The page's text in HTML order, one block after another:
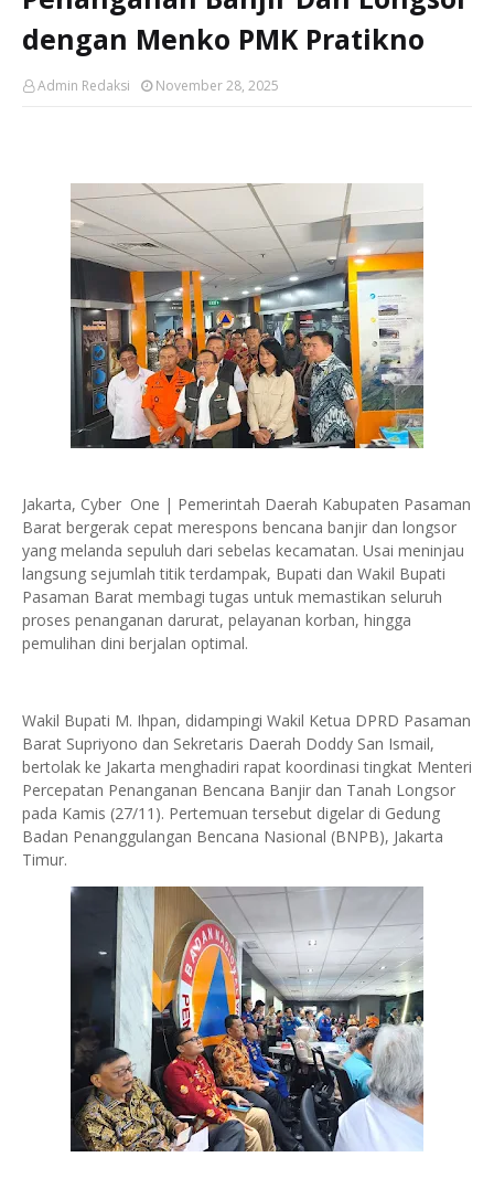
dengan Menko PMK Pratikno
Admin Redaksi November 28, 2025
Jakarta, Cyber One | Pemerintah Daerah Kabupaten Pasaman
Barat bergerak cepat merespons bencana banjir dan longsor
yang melanda sepuluh dari sebelas kecamatan. Usai meninjau
langsung sejumlah titik terdampak, Bupati dan Wakil Bupati
Pasaman Barat membagi tugas untuk memastikan seluruh
proses penanganan darurat, pelayanan korban, hingga
pemulihan dini berjalan optimal.
Wakil Bupati M. Ihpan, didampingi Wakil Ketua DPRD Pasaman
Barat Supriyono dan Sekretaris Daerah Doddy San Ismail,
bertolak ke Jakarta menghadiri rapat koordinasi tingkat Menteri
Percepatan Penanganan Bencana Banjir dan Tanah Longsor
pada Kamis (27/11). Pertemuan tersebut digelar di Gedung
Badan Penanggulangan Bencana Nasional (BNPB), Jakarta
Timur.